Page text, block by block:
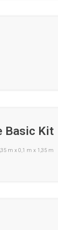
Basic Kit
m x 0,1 m x 1,35 m